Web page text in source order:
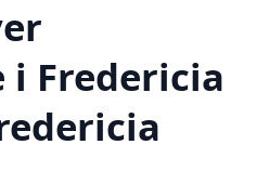
Fredericia